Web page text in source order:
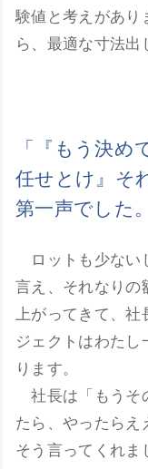
験値と考えがあり
ら、最適な寸法出
「『もう決
任せとけ』そ
第一声でした。
ロットも少ない
言え、それなりの
上がってきて、社
ジェクトはわた
ります。
社長は「もうそ
たら、やったらえ
そう言ってくれま